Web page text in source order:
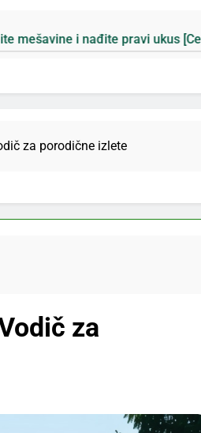
ukus [Cene]
za porodične izlete
za